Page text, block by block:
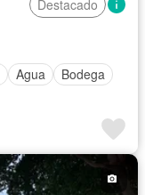
Destacado
Agua
Bodega